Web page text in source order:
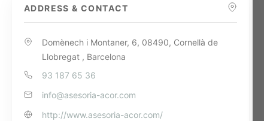
ADDRESS & CONTACT
Domènech i Montaner, 6, 08490, Cornellà de
Llobregat , Barcelona
93 187 65 36
info@asesoria-acor.com
http://www.asesoria-acor.com/